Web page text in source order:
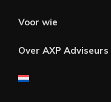
Voor wie
Over AXP Adviseurs